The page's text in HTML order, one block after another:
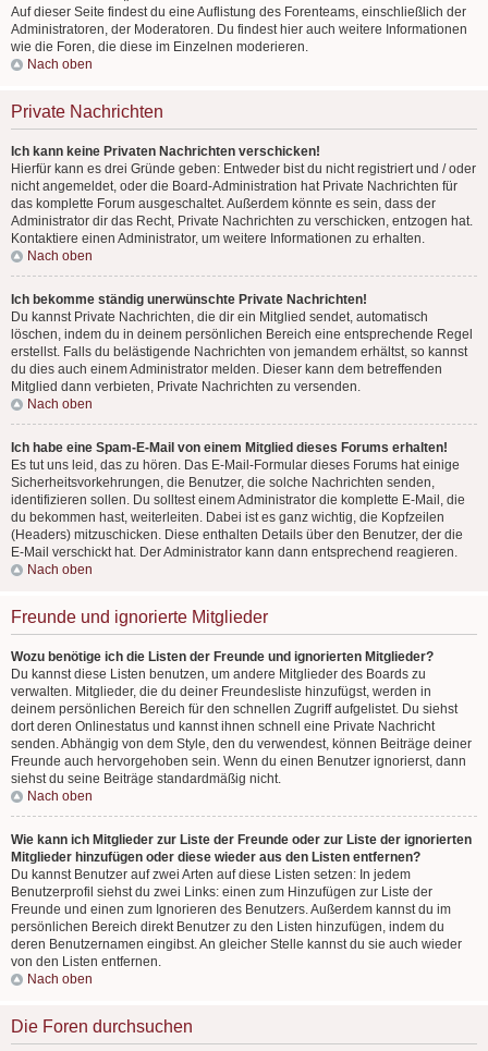
Auf dieser Seite findest du eine Auflistung des Forenteams, einschließlich der
Administratoren, der Moderatoren. Du findest hier auch weitere Informationen
wie die Foren, die diese im Einzelnen moderieren.
Nach oben
Private Nachrichten
Ich kann keine Privaten Nachrichten verschicken!
Hierfür kann es drei Gründe geben: Entweder bist du nicht registriert und / oder
nicht angemeldet, oder die Board-Administration hat Private Nachrichten für
das komplette Forum ausgeschaltet. Außerdem könnte es sein, dass der
Administrator dir das Recht, Private Nachrichten zu verschicken, entzogen hat.
Kontaktiere einen Administrator, um weitere Informationen zu erhalten.
Nach oben
Ich bekomme ständig unerwünschte Private Nachrichten!
Du kannst Private Nachrichten, die dir ein Mitglied sendet, automatisch
löschen, indem du in deinem persönlichen Bereich eine entsprechende Regel
erstellst. Falls du belästigende Nachrichten von jemandem erhältst, so kannst
du dies auch einem Administrator melden. Dieser kann dem betreffenden
Mitglied dann verbieten, Private Nachrichten zu versenden.
Nach oben
Ich habe eine Spam-E-Mail von einem Mitglied dieses Forums erhalten!
Es tut uns leid, das zu hören. Das E-Mail-Formular dieses Forums hat einige
Sicherheitsvorkehrungen, die Benutzer, die solche Nachrichten senden,
identifizieren sollen. Du solltest einem Administrator die komplette E-Mail, die
du bekommen hast, weiterleiten. Dabei ist es ganz wichtig, die Kopfzeilen
(Headers) mitzuschicken. Diese enthalten Details über den Benutzer, der die
E-Mail verschickt hat. Der Administrator kann dann entsprechend reagieren.
Nach oben
Freunde und ignorierte Mitglieder
Wozu benötige ich die Listen der Freunde und ignorierten Mitglieder?
Du kannst diese Listen benutzen, um andere Mitglieder des Boards zu
verwalten. Mitglieder, die du deiner Freundesliste hinzufügst, werden in
deinem persönlichen Bereich für den schnellen Zugriff aufgelistet. Du siehst
dort deren Onlinestatus und kannst ihnen schnell eine Private Nachricht
senden. Abhängig von dem Style, den du verwendest, können Beiträge deiner
Freunde auch hervorgehoben sein. Wenn du einen Benutzer ignorierst, dann
siehst du seine Beiträge standardmäßig nicht.
Nach oben
Wie kann ich Mitglieder zur Liste der Freunde oder zur Liste der ignorierten
Mitglieder hinzufügen oder diese wieder aus den Listen entfernen?
Du kannst Benutzer auf zwei Arten auf diese Listen setzen: In jedem
Benutzerprofil siehst du zwei Links: einen zum Hinzufügen zur Liste der
Freunde und einen zum Ignorieren des Benutzers. Außerdem kannst du im
persönlichen Bereich direkt Benutzer zu den Listen hinzufügen, indem du
deren Benutzernamen eingibst. An gleicher Stelle kannst du sie auch wieder
von den Listen entfernen.
Nach oben
Die Foren durchsuchen